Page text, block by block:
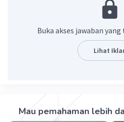
40 liter/menit = 40×1000
= 40000/60 cm³/
= 666,67 cm³/
23 November 2023 13:59
Buka akses jawaban
Lihat
Mau pemahaman lebih